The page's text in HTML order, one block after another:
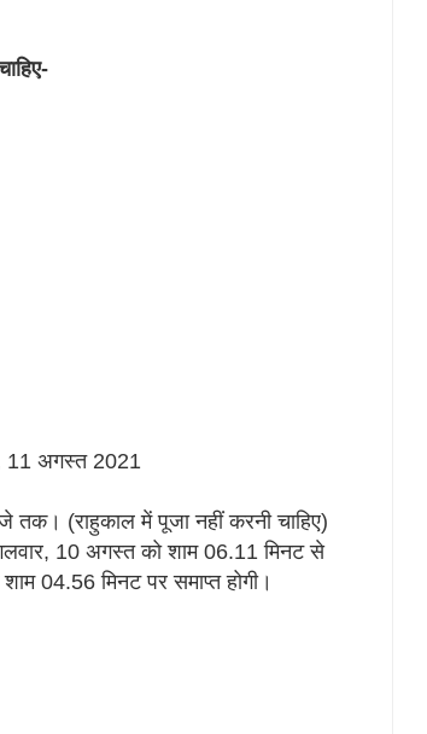
11 अगस्त 2021
(राहुकाल में पूजा नहीं करनी चाहिए)
10 अगस्त को शाम 06.11 मिनट से
04.56 मिनट पर समाप्त होगी।